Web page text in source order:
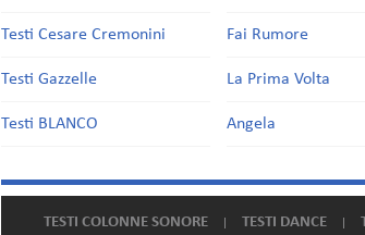
Testi Cesare Cremonini
Testi Gazzelle
Testi BLANCO
Fai Rumore
La Prima Volta
Angela
TESTI COLONNE SONORE TESTI DANCE